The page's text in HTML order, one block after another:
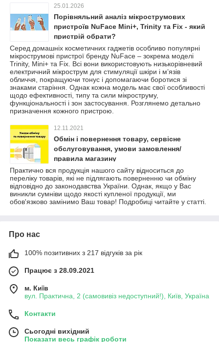
25.01.2026
Порівняльний аналіз мікрострумових
пристроїв NuFace Mini+, Trinity та Fix - який
пристрій обрати?
Серед домашніх косметичних гаджетів особливо популярні
мікрострумові пристрої бренду NuFace – зокрема моделі
Trinity, Mini+ та Fix. Всі вони використовують низькорівневий
електричний мікрострум для стимуляції шкіри і м’язів
обличчя, покращуючи тонус і допомагаючи боротися зі
знаками старіння. Однак кожна модель має свої особливості
щодо ефективності, типу та сили мікроструму,
функціональності і зон застосування. Розглянемо детально
призначення кожного пристрою.
12.11.2021
Обмін і повернення товару, сервісне
обслуговування, умови замовлення/
правила магазину
Практично вся продукція нашого сайту відноситься до
переліку товарів, які не підлягають поверненню чи обміну
відповідно до законодавства України. Однак, якщо у Вас
виникли сумніви щодо якості купленої продукції, ми
обов'язково замінимо Ваш товар! Подробиці читайте у статті.
Про нас
100% позитивних з 217 відгуків за рік
Працює з 28.09.2021
м. Київ
вул. Практична, 2 (самовивіз недоступний!), Київ, Україна
Контакти
Сьогодні вихідний
Показати весь графік роботи